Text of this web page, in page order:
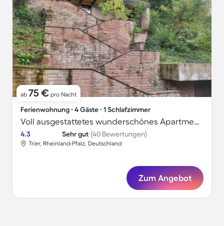
ab 75 € pro Nacht
Ferienwohnung ∙ 4 Gäste ∙ 1 Schlafzimmer
Voll ausgestattetes wunderschönes Apartment mit Garten, Terrasse und Grill | Naturblick | Haustierfreundlich
4.3 Sehr gut (40 Bewertungen)
Trier, Rheinland-Pfalz, Deutschland
Zum Angebot